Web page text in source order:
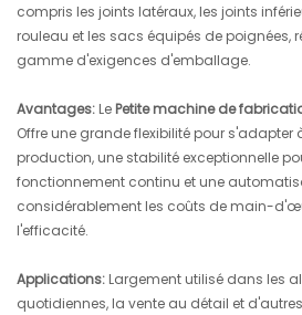
compris les joints latéraux, les joints
rouleau et les sacs équipés de poignées,
gamme d'exigences d'emballage.
Avantages: Le Petite machine de
Offre une grande flexibilité pour s'adapter
production, une stabilité exceptionnelle
fonctionnement continu et une
considérablement les coûts de main-
l'efficacité.
Applications: Largement utilisé dans les
quotidiennes, la vente au détail et